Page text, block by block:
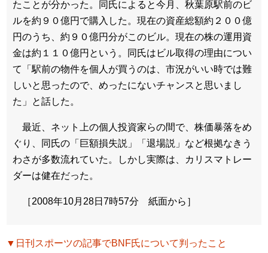
たことが分かった。同氏によると今月、秋葉原駅前のビ
ルを約９０億円で購入した。現在の資産総額約２００億
円のうち、約９０億円分がこのビル。現在の株の運用資
金は約１１０億円という。同氏はビル取得の理由につい
て「駅前の物件を個人が買うのは、市況がいい時では難
しいと思ったので、めったにないチャンスと思いまし
た」と話した。
最近、ネット上の個人投資家らの間で、株価暴落をめ
ぐり、同氏の「巨額損失説」「退場説」など根拠なきう
わさが多数流れていた。しかし実際は、カリスマトレー
ダーは健在だった。
［2008年10月28日7時57分 紙面から］
▼日刊スポーツの記事でBNF氏について判ったこと